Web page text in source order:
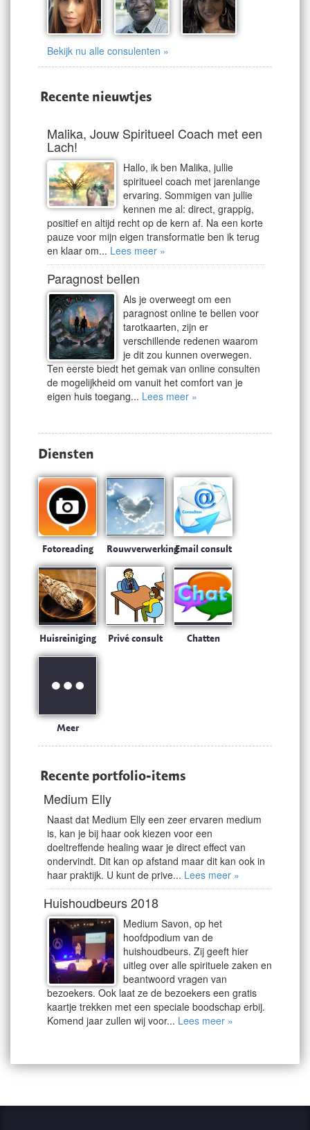
Bekijk nu alle consulenten »
Recente nieuwtjes
Malika, Jouw Spiritueel Coach met een
Lach!
Hallo, ik ben Malika, jullie
spiritueel coach met jarenlange
ervaring. Sommigen van jullie
kennen me al: direct, grappig,
positief en altijd recht op de kern af. Na een korte
pauze voor mijn eigen transformatie ben ik terug
en klaar om... Lees meer »
Paragnost bellen
Als je overweegt om een
paragnost online te bellen voor
tarotkaarten, zijn er
verschillende redenen waarom
je dit zou kunnen overwegen.
Ten eerste biedt het gemak van online consulten
de mogelijkheid om vanuit het comfort van je
eigen huis toegang... Lees meer »
Diensten
Fotoreading RouwverwerkingEmail consult
Huisreiniging Privé consult Chatten
Meer
Recente portfolio-items
Medium Elly
Naast dat Medium Elly een zeer ervaren medium
is, kan je bij haar ook kiezen voor een
doeltreffende healing waar je direct effect van
ondervindt. Dit kan op afstand maar dit kan ook in
haar praktijk. U kunt de prive... Lees meer »
Huishoudbeurs 2018
Medium Savon, op het
hoofdpodium van de
huishoudbeurs. Zij geeft hier
uitleg over alle spirituele zaken en
beantwoord vragen van
bezoekers. Ook laat ze de bezoekers een gratis
kaartje trekken met een speciale boodschap erbij.
Komend jaar zullen wij voor... Lees meer »